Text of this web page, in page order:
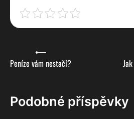
Navigace
pro
⟵
Peníze vám nestačí?
Podobné příspěvky